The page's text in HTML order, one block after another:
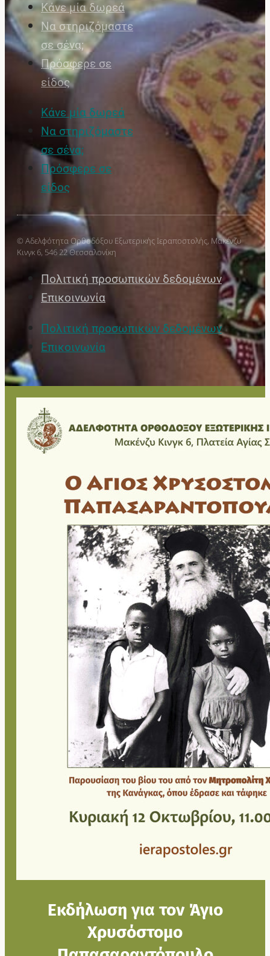
Κάνε μία δωρεά
Να στηριζόμαστε
σε σένα;
Πρόσφερε σε
είδος
Κάνε μία δωρεά
Να στηριζόμαστε
σε σένα;
Πρόσφερε σε
είδος
© Αδελφότητα Ορθοδόξου Εξωτερικής Ιεραποστολής, Μακένζυ
Κινγκ 6, 546 22 Θεσσαλονίκη
Πολιτική προσωπικών δεδομένων
Επικοινωνία
Πολιτική προσωπικών δεδομένων
Επικοινωνία
Εκδήλωση για τον Άγιο
Χρυσόστομο